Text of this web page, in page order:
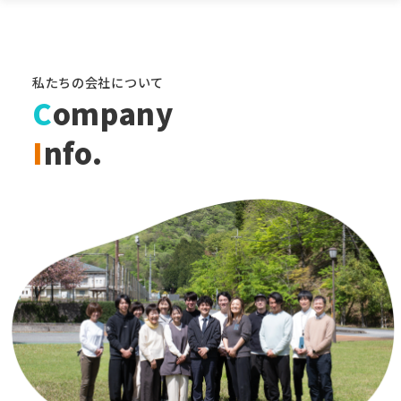
私たちの会社について
Company
Info.